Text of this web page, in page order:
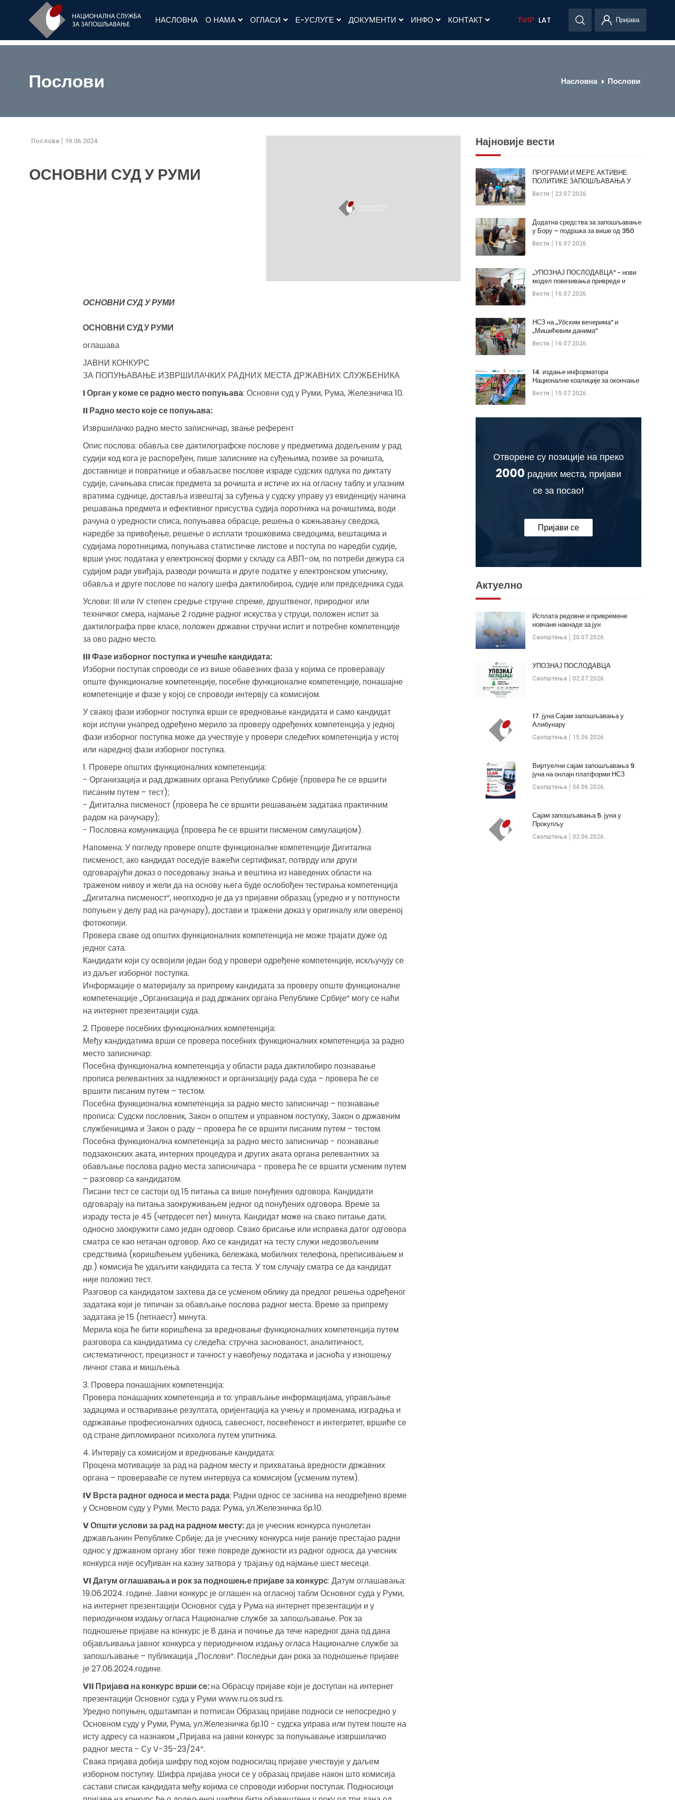
НАСЛОВНА О НАМА ОГЛАСИ Е-УСЛУГЕ ДОКУМЕНТИ ИНФО КОНТАКТ ЋИР LAT Пријава
Послови Насловна Послови
Послови 19.06.2024.
ОСНОВНИ СУД У РУМИ
ОСНОВНИ СУД У РУМИ
ОСНОВНИ СУД У РУМИ
оглашава
ЈАВНИ КОНКУРС
ЗА ПОПУЊАВАЊЕ ИЗВРШИЛАЧКИХ РАДНИХ МЕСТА ДРЖАВНИХ СЛУЖБЕНИКА
I Орган у коме се радно место попуњава: Основни суд у Руми, Рума, Железничка 10.
II Радно место које се попуњава:
Извршилачко радно место записничар, звање референт
Опис послова: обавља све дактилографске послове у предметима додељеним у рад
судији код кога је распоређен, пише записнике на суђењима, позиве за рочишта,
доставнице и повратнице и обављасве послове израде судских одлука по диктату
судије, сачињава списак предмета за рочишта и истиче их на огласну таблу и улазним
вратима суднице, доставља извештај за суђења у судску управу уз евиденцију начина
решавања предмета и ефективног присуства судија поротника на рочиштима, води
рачуна о уредности списа, попуњавва обрасце, решења о кажњавању сведока,
наредбе за привођење, решење о исплати трошковима сведоцима, вештацима и
судијама поротницима, попуњава статистичке листове и поступа по наредби судије,
врши унос података у електронској форми у складу са АВП-ом, по потреби дежура са
судијом ради увиђаја, разводи рочишта и друге податке у електронском уписнику,
обавља и друге послове по налогу шефа дактилобироа, судије или председника суда.
Услови: III или IV степен средње стручне спреме, друштвеног, природног или
техничког смера, најмање 2 године радног искуства у струци, положен испит за
дактилографа прве класе, положен државни стручни испит и потребне компетенције
за ово радно место.
III Фазе изборног поступка и учешће кандидата:
Изборни поступак спроводи се из више обавезних фаза у којима се проверавају
опште функционалне компетенције, посебне функционалне компетенције, понашајне
компетенције и фазе у којој се спроводи интервју са комисијом.
У свакој фази изборног поступка врши се вредновање кандидата и само кандидат
који испуни унапред одређено мерило за проверу одређених компетенција у једној
фази изборног поступка може да учествује у провери следећих компетенција у истој
или наредној фази изборног поступка.
1. Провере општих функционалних компетенција:
- Организација и рад државних органа Републике Србије (провера ће се вршити
писаним путем – тест);
- Дигитална писменост (провера ће се вршити решавањем задатака практичним
радом на рачунару);
- Пословна комуникација (провера ће се вршити писменом симулацијом).
Напомена: У погледу провере опште функционалне компетенције Дигитална
писменост, ако кандидат поседује важећи сертификат, потврду или други
одговарајући доказ о поседовању знања и вештина из наведених области на
траженом нивоу и жели да на основу њега буде ослобођен тестирања компетенција
„Дигитална писменост“, неопходно је да уз пријавни образац (уредно и у потпуности
попуњен у делу рад на рачунару), достави и тражени доказ у оригиналу или овереној
фотокопији.
Провера сваке од општих функционалних компетенција не може трајати дуже од
једног сата.
Кандидати који су освојили један бод у провери одређене компетенције, искључују се
из даљег изборног поступка.
Информације о материјалу за припрему кандидата за проверу опште функционалне
компетенације „Организација и рад држаних органа Републике Србије“ могу се наћи
на интернет презентацији суда.
2. Провере посебних функционалних компетенција:
Међу кандидатима врши се провера посебних функционалних компетенција за радно
место записничар:
Посебна функционална компетенција у области рада дактилобиро познавање
прописа релевантних за надлежност и организацију рада суда – провера ће се
вршити писаним путем – тестом.
Посебна функционална компетенција за радно место записничар – познавање
прописа: Судски пословник, Закон о општем и управном поступку, Закон о државним
службеницима и Закон о раду – провера ће се вршити писаним путем – тестом.
Посебна функционална компетенција за радно место записничар - познавање
подзаконских аката, интерних процедура и других аката органа релевантних за
обављање послова радно места записничара - провера ће се вршити усменим путем
– разговор са кандидатом.
Писани тест се састоји од 15 питања са више понуђених одговора. Кандидати
одговарају на питања заокруживањем једног од понуђених одговора. Време за
израду теста је 45 (четрдесет пет) минута. Кандидат може на свако питање дати,
односно заокружити само један одговор. Свако брисање или исправка датог одговора
сматра се као нетачан одговор. Ако се кандидат на тесту служи недозвољеним
средствима (коришћењем уџбеника, бележака, мобилних телефона, преписивањем и
др.) комисија ће удаљити кандидата са теста. У том случају сматра се да кандидат
није положио тест.
Разговор са кандидатом захтева да се усменом облику да предлог решења одређеног
задатака који је типичан за обављање послова радног места. Време за припрему
задатака је 15 (петнаест) минута.
Мерила која ће бити коришћена за вредновање функционалних компетенција путем
разговора са кандидатима су следећа: стручна заснованост, аналитичност,
систематичност, прецизност и тачност у навођењу података и јасноћа у изношењу
личног става и мишљења.
3. Провера понашајних компетенција:
Провера понашајних компетенција и то: управљање информацијама, управљање
задацима и остваривање резултата, оријентација ка учењу и променама, изградња и
одржавање професионалних односа, савесност, посвећеност и интегритет, вршиће се
од стране дипломираног психолога путем упитника.
4. Интервју са комисијом и вредновање кандидата:
Процена мотивације за рад на радном месту и прихватања вредности државних
органа – провераваће се путем интервјуа са комисијом (усменим путем).
IV Врста радног односа и места рада: Радни однос се заснива на неодређено време
у Основном суду у Руми. Место рада: Рума, ул.Железничка бр.10.
V Општи услови за рад на радном месту:да је учесник конкурса пунолетан
држављанин Републике Србије; да је учеснику конкурса није раније престајао радни
однос у државном органу због теже повреде дужности из радног односа; да учесник
конкурса није осуђиван на казну затвора у трајању од најмање шест месеци.
VI Датум оглашавања и рок за подношење пријаве за конкурс: Датум оглашавања:
19.06.2024. године. Јавни конкурс је оглашен на огласној табли Основног суда у Руми,
на интернет презентацији Основног суда у Рума на интернет презентацији и у
периодичном издању огласа Националне службе за запошљавање. Рок за
подношење пријаве на конкурс је 8 дана и почиње да тече наредног дана од дана
објављивања јавног конкурса у периодичном издању огласа Националне службе за
запошљавање – публикација „Послови“. Последњи дан рока за подношење пријаве
је 27.06.2024.године.
VII Пријавa на конкурс врши се:на Обрасцу пријаве који је доступан на интернет
презентацији Основног суда у Руми www.ru.os.sud.rs.
Уредно попуњен, одштампан и потписан Образац пријаве подноси се непосредно у
Основном суду у Руми, Рума, ул.Железничка бр.10 - судска управа или путем поште на
исту адресу са назнаком „Пријава на јавни конкурс за попуњавање извршилачко
радног места - Су V-35-23/24“.
Свака пријава добија шифру под којом подносилац пријаве учествује у даљем
изборном поступку. Шифра пријава уноси се у образац пријаве након што комисија
састави списак кандидата међу којима се спроводи изборни поступак. Подносиоци
Најновије вести
Вести 23.07.2026.
ПРОГРАМИ И МЕРЕ АКТИВНЕ
ПОЛИТИКЕ ЗАПОШЉАВАЊА У
ОПШТИНИ КЛАДОВО
Вести 16.07.2026.
Додатна средства за запошљавање
у Бору – подршка за више од 350
незапослених
Вести 16.07.2026.
„УПОЗНАЈ ПОСЛОДАВЦА“ - нови
модел повезивања привреде и
стручних кадрова
Вести 16.07.2026.
НСЗ на „Убским вечерима“ и
„Мишићевим данима“
Вести 15.07.2026.
14. издање информатора
Националне коалиције за окончање
дечијих бракова
Отворене су позиције на преко
2000 радних места, пријави
се за посао!
Пријави се
Актуелно
Саопштења 20.07.2026.
Исплата редовне и привремене
новчане накнаде за јун
Саопштења 02.07.2026.
УПОЗНАЈ ПОСЛОДАВЦА
Саопштења 15.06.2026.
17. јуна Сајам запошљавања у
Алибунару
Саопштења 04.06.2026.
Виртуелни сајам запошљавања 9.
јуна на онлајн платформи НСЗ
Саопштења 02.06.2026.
Сајам запошљавања 5. јуна у
Прокупљу